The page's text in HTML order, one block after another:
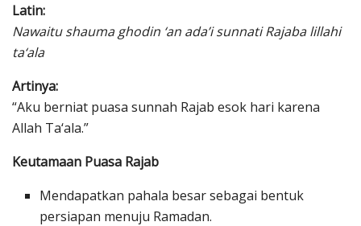
Latin:
Nawaitu shauma ghodin ‘an ada’i sunnati Rajaba lillahi
ta‘ala
Artinya:
“Aku berniat puasa sunnah Rajab esok hari karena
Allah Ta‘ala.”
Keutamaan Puasa Rajab
Mendapatkan pahala besar sebagai bentuk
persiapan menuju Ramadan.